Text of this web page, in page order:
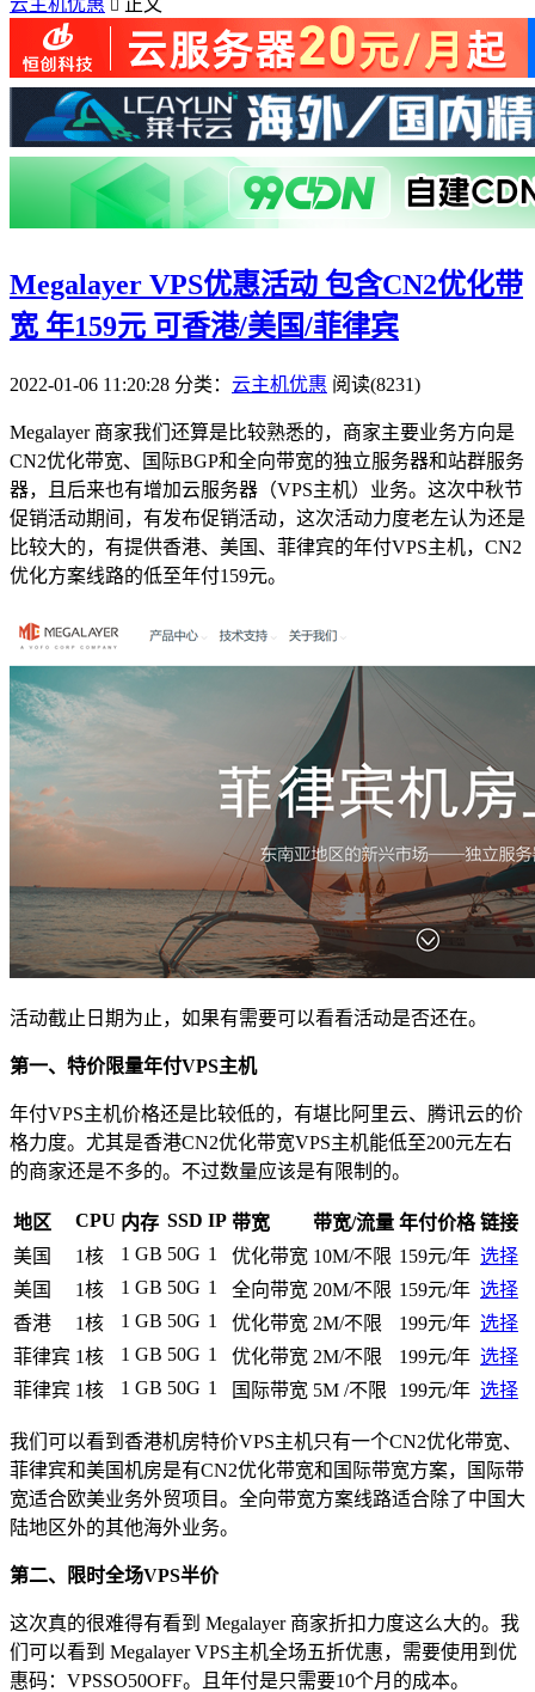
云主机优惠  正文
Megalayer VPS优惠活动 包含CN2优化带
宽 年159元 可香港/美国/菲律宾
2022-01-06 11:20:28 分类： 云主机优惠 阅读(8231)
Megalayer 商家我们还算是比较熟悉的，商家主要业务方向是
CN2优化带宽、国际BGP和全向带宽的独立服务器和站群服务
器，且后来也有增加云服务器（VPS主机）业务。这次中秋节
促销活动期间，有发布促销活动，这次活动力度老左认为还是
比较大的，有提供香港、美国、菲律宾的年付VPS主机，CN2
优化方案线路的低至年付159元。
活动截止日期为止，如果有需要可以看看活动是否还在。
第一、特价限量年付VPS主机
年付VPS主机价格还是比较低的，有堪比阿里云、腾讯云的价
格力度。尤其是香港CN2优化带宽VPS主机能低至200元左右
的商家还是不多的。不过数量应该是有限制的。
地区 CPU 内存 SSD IP 带宽 带宽/流量 年付价格 链接
美国
1核 1 GB 50G 1 优化带宽 10M/不限 159元/年 选择
美国
1核 1 GB 50G 1 全向带宽 20M/不限 159元/年 选择
香港
1核 1 GB 50G 1 优化带宽 2M/不限 199元/年 选择
菲律宾 1核 1 GB 50G 1 优化带宽 2M/不限 199元/年 选择
菲律宾 1核 1 GB 50G 1 国际带宽 5M /不限 199元/年 选择
我们可以看到香港机房特价VPS主机只有一个CN2优化带宽、
菲律宾和美国机房是有CN2优化带宽和国际带宽方案，国际带
宽适合欧美业务外贸项目。全向带宽方案线路适合除了中国大
陆地区外的其他海外业务。
第二、限时全场VPS半价
这次真的很难得有看到 Megalayer 商家折扣力度这么大的。我
们可以看到 Megalayer VPS主机全场五折优惠，需要使用到优
惠码： VPSSO50OFF。且年付是只需要10个月的成本。